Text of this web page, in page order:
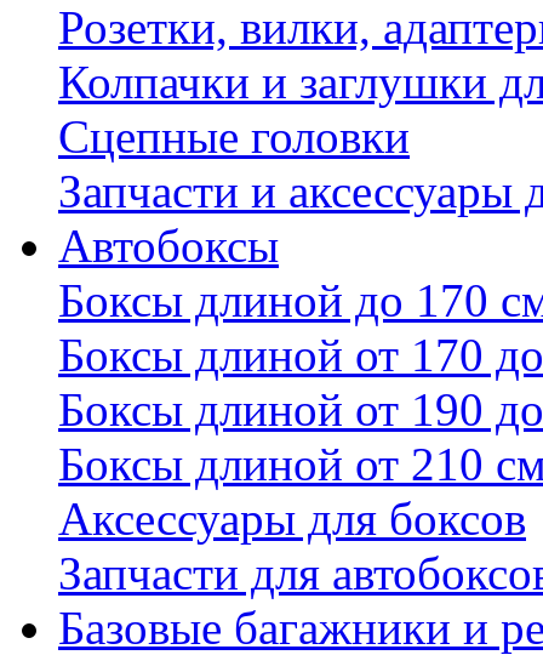
Розетки, вилки,
Колпачки и заглушки
Сцепные головки
Запчасти и аксессуары
Автобоксы
Боксы длиной до 170
Боксы длиной от 170
Боксы длиной от 190
Боксы длиной от 210
Аксессуары для боксов
Запчасти для
Базовые багажники и